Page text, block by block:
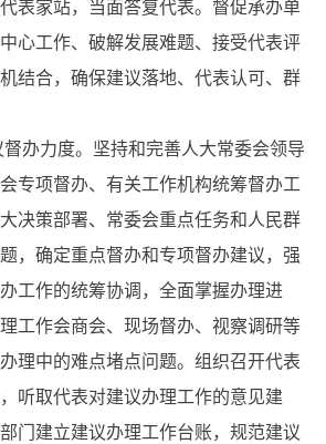
表家站，当面答复代表。督促承办单
心工作、破解发展难题、接受代表评
结合，确保建议落地、代表认可、群
督办力度。坚持和完善人大常委会领导
专项督办、有关工作机构统筹督办工
决策部署、常委会重点任务和人民群
，确定重点督办和专项督办建议，强
工作的统筹协调，全面掌握办理进
工作会商会、现场督办、视察调研等
理中的难点堵点问题。组织召开代表
听取代表对建议办理工作的意见建
门建立建议办理工作台账，规范建议